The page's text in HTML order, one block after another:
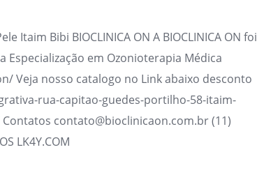
Itaim Bibi BIOCLINICA ON A BIOCLINICA ON foi
em Ozonioterapia Médica
Veja nosso catalogo no Link abaixo desconto
rua-capitao-guedes-portilho-58-itaim-
contato@bioclinicaon.com.br (11)
LK4Y.COM